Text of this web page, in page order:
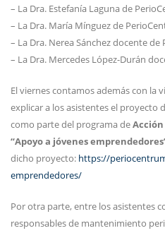
– La Dra. Estefanía Laguna de
– La Dra. María Mínguez de
– La Dra. Nerea Sánchez docente
– La Dra. Mercedes López-Durán
El viernes contamos además con la
explicar a los asistentes el proyecto
como parte del programa de
“Apoyo a jóvenes
dicho proyecto: https://
emprendedores/
Por otra parte, entre los asistentes
responsables de mantenimiento